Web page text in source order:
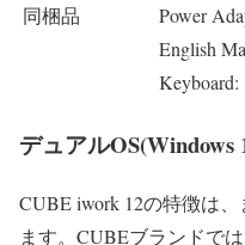
同梱品
Power
English
Keyboard:
デュアルOS(Windows
CUBE iwork 12の特徴は
ます。CUBEブランドで